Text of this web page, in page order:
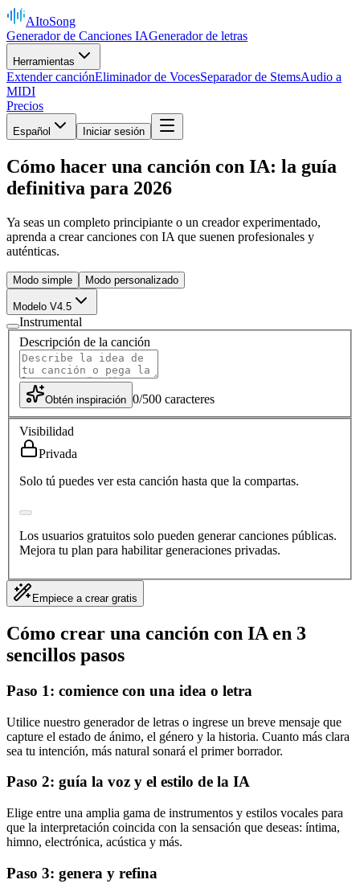
AItoSong
Generador de Canciones IAGenerador de letras
Herramientas
Extender canciónEliminador de VocesSeparador de StemsAudio a
MIDI
Precios
Español Iniciar sesión
Cómo hacer una canción con IA: la guía
definitiva para 2026
Ya seas un completo principiante o un creador experimentado,
aprenda a crear canciones con IA que suenen profesionales y
auténticas.
Modo simple Modo personalizado
Modelo V4.5
Instrumental
Descripción de la canción
Obtén inspiración 0/500 caracteres
Visibilidad
Privada
Solo tú puedes ver esta canción hasta que la compartas.
Los usuarios gratuitos solo pueden generar canciones públicas.
Mejora tu plan para habilitar generaciones privadas.
Empiece a crear gratis
Cómo crear una canción con IA en 3
sencillos pasos
Paso 1: comience con una idea o letra
Utilice nuestro generador de letras o ingrese un breve mensaje que
capture el estado de ánimo, el género y la historia. Cuanto más clara
sea tu intención, más natural sonará el primer borrador.
Paso 2: guía la voz y el estilo de la IA
Elige entre una amplia gama de instrumentos y estilos vocales para
que la interpretación coincida con la sensación que deseas: íntima,
himno, electrónica, acústica y más.
Paso 3: genera y refina